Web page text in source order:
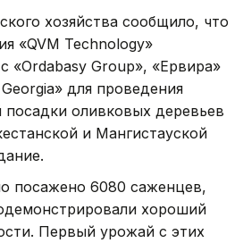
хозяйства сообщило, что
«QVM Technology»
«Ordabasy Group», «Ервира»
для проведения
посадки оливковых деревьев
и Мангистауской
посажено 6080 саженцев,
хороший
Первый урожай с этих